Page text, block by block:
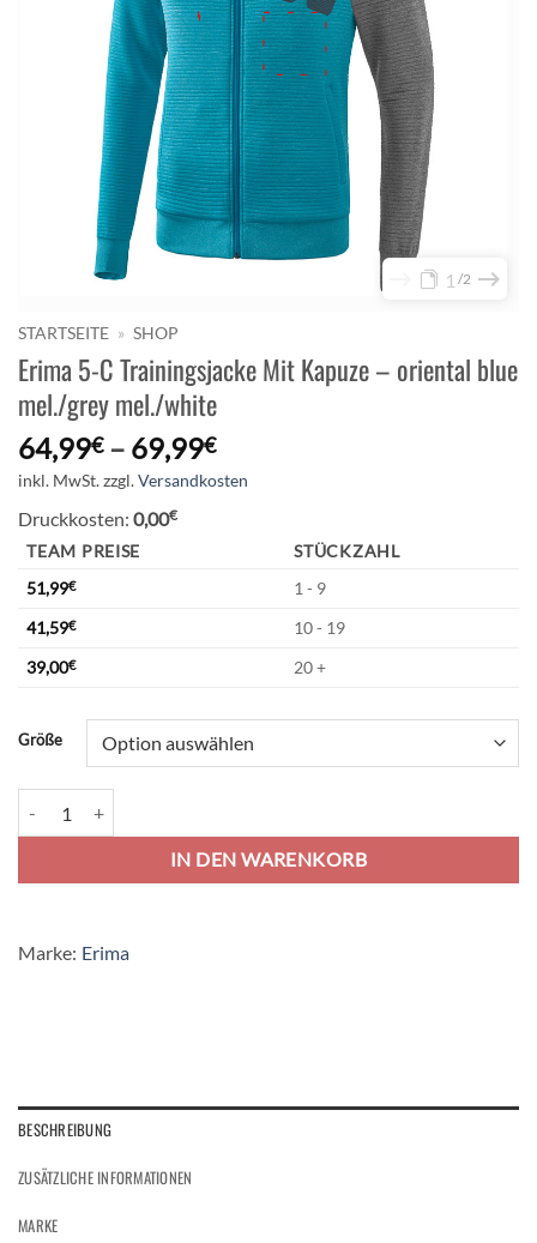
1 2
STARTSEITE » SHOP
Erima 5-C Trainingsjacke Mit Kapuze – oriental blue
mel./grey mel./white
64,99€– 69,99€
inkl. MwSt.zzgl.Versandkosten
Druckkosten: 0,00€
TEAM PREISE
STÜCKZAHL
51,99€
1 - 9
41,59€
10 - 19
39,00€ 20 +
Größe
IN DEN WARENKORB
Alternative:
Marke: Erima
BESCHREIBUNG
ZUSÄTZLICHE INFORMATIONEN
MARKE